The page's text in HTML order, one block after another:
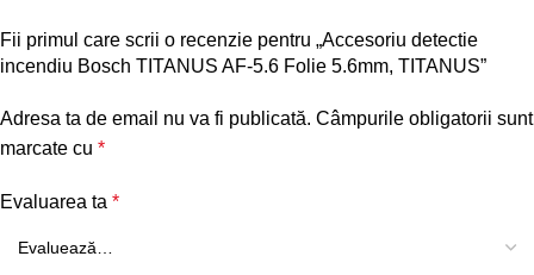
Fii primul care scrii o recenzie pentru „Accesoriu detectie
incendiu Bosch TITANUS AF-5.6 Folie 5.6mm, TITANUS”
Adresa ta de email nu va fi publicată. Câmpurile obligatorii sunt
marcate cu *
Evaluarea ta *